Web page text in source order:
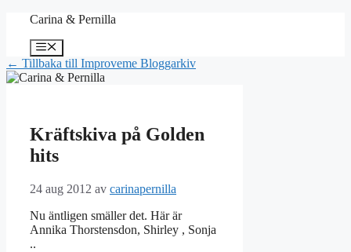
Hoppa
innehåll
Carina & Pernilla
Meny
← Tillbaka till Improveme Bloggarkiv
Kräftskiva på Golden
hits
24 aug 2012 av carinapernilla
Nu äntligen smäller det. Här är
Annika Thorstensdon, Shirley , Sonja
..